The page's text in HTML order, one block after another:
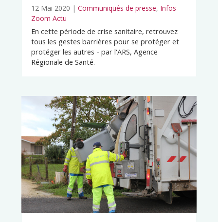
12 Mai 2020 | Communiqués de presse, Infos
Zoom Actu
En cette période de crise sanitaire, retrouvez
tous les gestes barrières pour se protéger et
protéger les autres - par l'ARS, Agence
Régionale de Santé.